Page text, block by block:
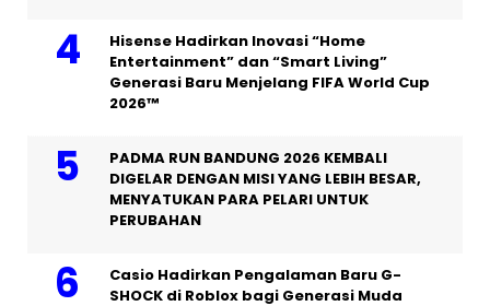
Hisense Hadirkan Inovasi “Home
Entertainment” dan “Smart Living”
Generasi Baru Menjelang FIFA World Cup
2026™
PADMA RUN BANDUNG 2026 KEMBALI
DIGELAR DENGAN MISI YANG LEBIH BESAR,
MENYATUKAN PARA PELARI UNTUK
PERUBAHAN
Casio Hadirkan Pengalaman Baru G-
SHOCK di Roblox bagi Generasi Muda